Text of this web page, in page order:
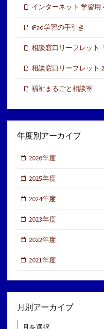
インターネット 学習用
iPad学習の手引き
相談窓口リーフレット
相談窓口リーフレット 2
福祉まるごと相談室
年度別アーカイブ
2026年度
2025年度
2024年度
2023年度
2022年度
2021年度
月別アーカイブ